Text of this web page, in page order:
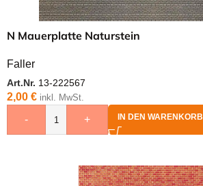
N Mauerplatte Naturstein
Faller
Art.Nr. 13-222567
2,00 € inkl. MwSt.
- + IN DEN WARENKORB